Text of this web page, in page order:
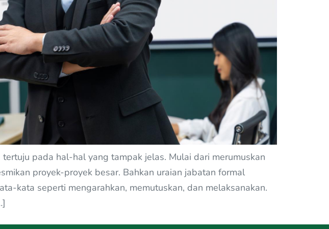
pada hal-hal yang tampak jelas. Mulai dari merumuskan
proyek-proyek besar. Bahkan uraian jabatan formal
kata seperti mengarahkan, memutuskan, dan melaksanakan.